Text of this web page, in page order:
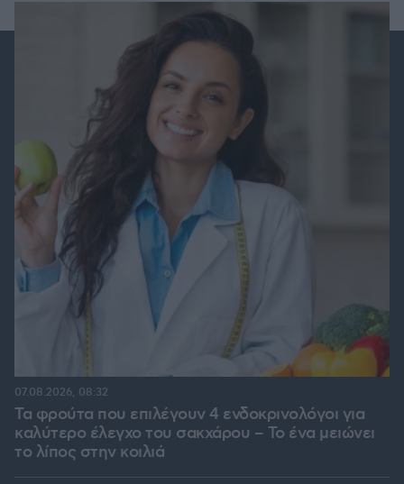
Τα φρούτα που επιλέγουν 4 ενδοκρινολόγοι για
καλύτερο έλεγχο του σακχάρου – Το ένα μειώνει
το λίπος στην κοιλιά
07.08.2026, 08:32